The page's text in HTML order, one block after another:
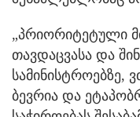
„პრიორიტეტული
თავდაცვასა და
სამინისტროებზე,
ბევრია და